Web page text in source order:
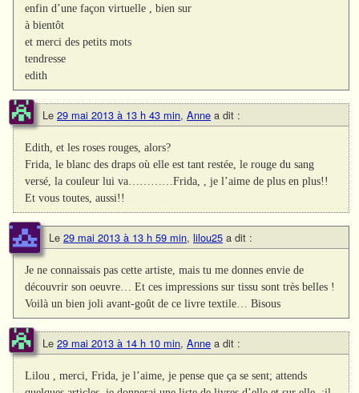
enfin d’une façon virtuelle , bien sur
à bientôt
et merci des petits mots
tendresse
edith
Le 29 mai 2013 à 13 h 43 min, Anne a dit :
Edith, et les roses rouges, alors?
Frida, le blanc des draps où elle est tant restée, le rouge du sang
versé, la couleur lui va…………Frida, , je l’aime de plus en plus!!
Et vous toutes, aussi!!
Le 29 mai 2013 à 13 h 59 min, lilou25 a dit :
Je ne connaissais pas cette artiste, mais tu me donnes envie de
découvrir son oeuvre… Et ces impressions sur tissu sont très belles !
Voilà un bien joli avant-goût de ce livre textile… Bisous
Le 29 mai 2013 à 14 h 10 min, Anne a dit :
Lilou , merci, Frida, je l’aime, je pense que ça se sent; attends